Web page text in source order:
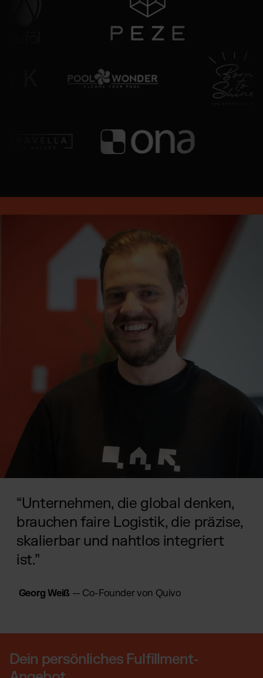
“Unternehmen, die global denken,
brauchen faire Logistik, die präzise,
skalierbar und nahtlos integriert
ist.”
Georg Weiß — Co-Founder von Quivo
Dein persönliches Fulfillment-